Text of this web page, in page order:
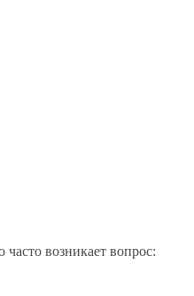
возникает вопрос: